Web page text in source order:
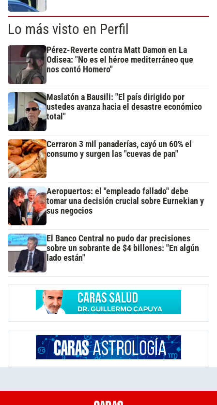
Lo más visto en Perfil
Pérez-Reverte contra Matt Damon en La
Odisea: "No es el héroe mediterráneo que
nos contó Homero"
Maslatón a Bausili: "El país dirigido por
ustedes avanza hacia el desastre económico
total"
Cerraron 3 mil panaderías, cayó un 60% el
consumo y surgen las "cuevas de pan"
Aeropuertos: el "empleado fallado" debe
tomar una decisión crucial sobre Eurnekian y
sus negocios
El Banco Central no pudo dar precisiones
sobre un sobrante de $4 billones: "En algún
lado están"